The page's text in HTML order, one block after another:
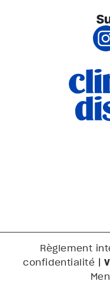
Règlement
confidentialité |